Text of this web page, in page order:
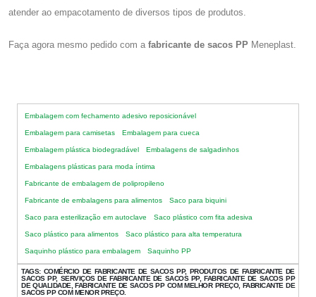
atender ao empacotamento de diversos tipos de produtos.
Faça agora mesmo pedido com a fabricante de sacos PP Meneplast.
Embalagem com fechamento adesivo reposicionável
Embalagem para camisetas Embalagem para cueca
Embalagem plástica biodegradável Embalagens de salgadinhos
Embalagens plásticas para moda íntima
Fabricante de embalagem de polipropileno
Fabricante de embalagens para alimentos Saco para biquini
Saco para esterilização em autoclave Saco plástico com fita adesiva
Saco plástico para alimentos Saco plástico para alta temperatura
Saquinho plástico para embalagem Saquinho PP
TAGS:COMÉRCIO DE FABRICANTE DE SACOS PP, PRODUTOS DE FABRICANTE DE
SACOS PP, SERVIÇOS DE FABRICANTE DE SACOS PP, FABRICANTE DE SACOS PP
DE QUALIDADE, FABRICANTE DE SACOS PP COM MELHOR PREÇO, FABRICANTE DE
SACOS PP COM MENOR PREÇO.